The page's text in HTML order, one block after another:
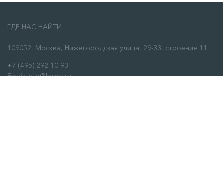
ГДЕ НАС НАЙТИ
109052, Москва, Нижегородская улица, 29-33, строение 11
+7 (495) 292-10-93
Email: info@fargo.ru